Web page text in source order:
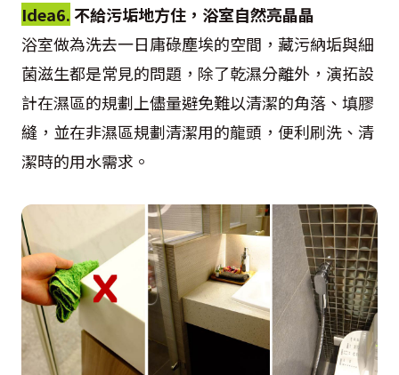
Idea6. 不給污垢地方住，浴室自然亮晶晶
浴室做為洗去一日庸碌塵埃的空間，藏污納垢與細
菌滋生都是常見的問題，除了乾濕分離外，演拓設
計在濕區的規劃上儘量避免難以清潔的角落、填膠
縫，並在非濕區規劃清潔用的龍頭，便利刷洗、清
潔時的用水需求。